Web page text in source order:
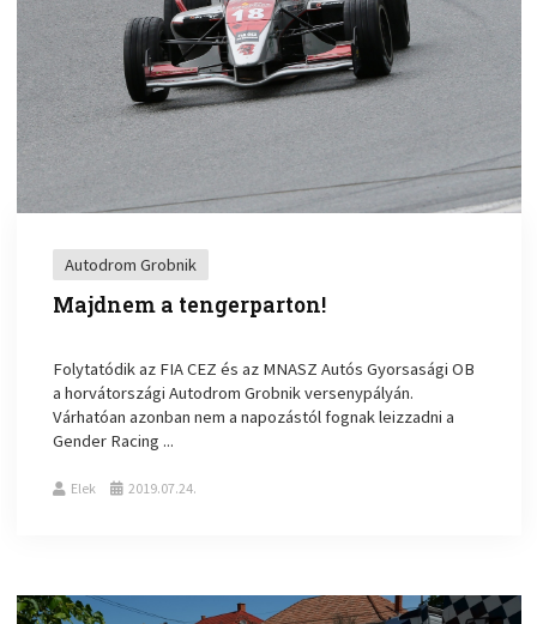
Autodrom Grobnik
Majdnem a tengerparton!
Folytatódik az FIA CEZ és az MNASZ Autós Gyorsasági OB
a horvátországi Autodrom Grobnik versenypályán.
Várhatóan azonban nem a napozástól fognak leizzadni a
Gender Racing ...
Elek 2019.07.24.